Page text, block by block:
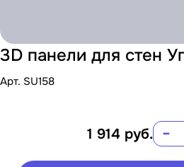
3D панели для стен
Арт. SU158
1 914 руб. −